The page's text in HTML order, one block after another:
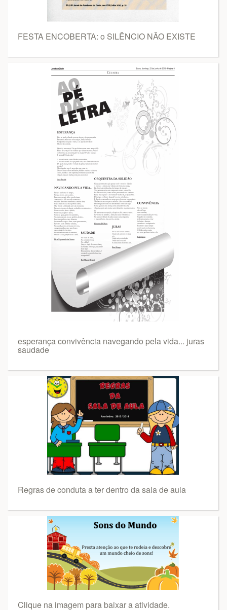
FESTA ENCOBERTA: o SILÊNCIO NÃO EXISTE
esperança convivência navegando pela vida... juras
saudade
Regras de conduta a ter dentro da sala de aula
Clique na imagem para baixar a atividade.